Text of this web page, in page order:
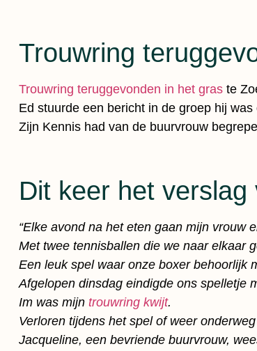
Trouwring
Trouwring teruggevonden in het gras te
Ed stuurde een bericht in de groep hij
Zijn Kennis had van de buurvrouw
Dit keer het
“Elke avond na het eten gaan mijn vrouw
Met twee tennisballen die we naar elkaar
Een leuk spel waar onze boxer behoorlijk
Afgelopen dinsdag eindigde ons spelletje
Im was mijn trouwring kwijt.
Verloren tijdens het spel of weer
Jacqueline, een bevriende buurvrouw,